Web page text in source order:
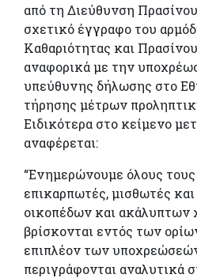
από τη Διεύθυνση Πρασίνου
σχετικό έγγραφο του
Καθαριότητας και
αναφορικά με την
υπεύθυνης δήλωσης στο
τήρησης μέτρων
Ειδικότερα στο κείμενο
αναφέρεται:
“Ενημερώνουμε όλους τους
επικαρπωτές, μισθωτές
οικοπέδων και ακάλυπτων
βρίσκονται εντός των
επιπλέον των
περιγράφονται αναλυτικά